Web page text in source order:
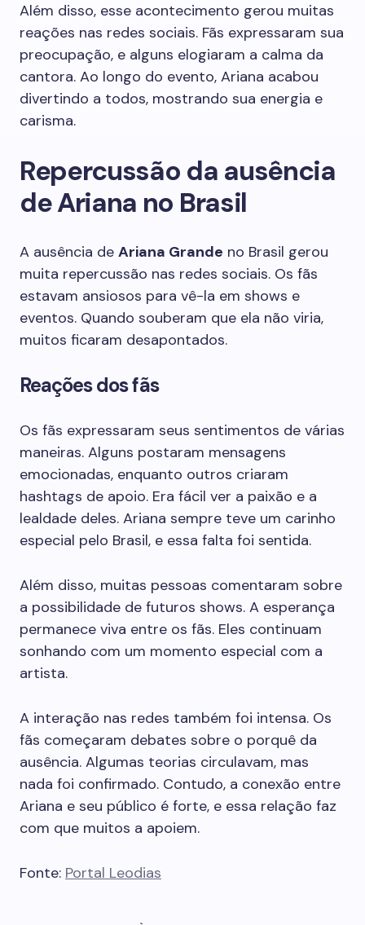
Além disso, esse acontecimento gerou muitas
reações nas redes sociais. Fãs expressaram sua
preocupação, e alguns elogiaram a calma da
cantora. Ao longo do evento, Ariana acabou
divertindo a todos, mostrando sua energia e
carisma.
Repercussão da ausência
de Ariana no Brasil
A ausência de Ariana Grande no Brasil gerou
muita repercussão nas redes sociais. Os fãs
estavam ansiosos para vê-la em shows e
eventos. Quando souberam que ela não viria,
muitos ficaram desapontados.
Reações dos fãs
Os fãs expressaram seus sentimentos de várias
maneiras. Alguns postaram mensagens
emocionadas, enquanto outros criaram
hashtags de apoio. Era fácil ver a paixão e a
lealdade deles. Ariana sempre teve um carinho
especial pelo Brasil, e essa falta foi sentida.
Além disso, muitas pessoas comentaram sobre
a possibilidade de futuros shows. A esperança
permanece viva entre os fãs. Eles continuam
sonhando com um momento especial com a
artista.
A interação nas redes também foi intensa. Os
fãs começaram debates sobre o porquê da
ausência. Algumas teorias circulavam, mas
nada foi confirmado. Contudo, a conexão entre
Ariana e seu público é forte, e essa relação faz
com que muitos a apoiem.
Fonte: Portal Leodias